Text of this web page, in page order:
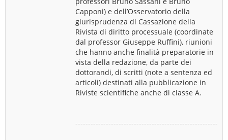
Capponi) e dell’Osservatorio della
giurisprudenza di Cassazione della
Rivista di diritto processuale (coordinate
dal professor Giuseppe Ruffini), riunioni
che hanno anche finalità preparatorie in
vista della redazione, da parte dei
dottorandi, di scritti (note a sentenza ed
articoli) destinati alla pubblicazione in
Riviste scientifiche anche di classe A.
--------------------------------------------------------